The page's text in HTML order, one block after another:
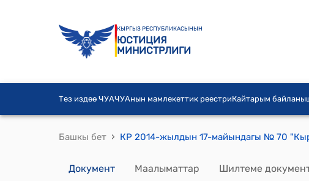
КЫРГЫЗ РЕСПУБЛИКАСЫНЫН
ЮСТИЦИЯ
МИНИСТРЛИГИ
Тез издөө ЧУАЧУАнын мамлекеттик реестриКайтарым
Башкы бет ›
Документ Маалыматтар Шилтеме